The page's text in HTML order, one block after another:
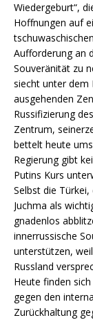
Wiedergeburt“,
Hoffnungen auf
Aufforderung an
Souveränität zu
siecht unter dem
ausgehenden
Russifizierung
Zentrum,
bettelt heute
Regierung gibt
Putins Kurs
Selbst die
Juchma als
gnadenlos
innerrussische
unterstützen,
Russland
Heute finden
gegen den
Zurückhaltung